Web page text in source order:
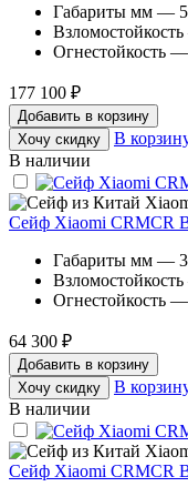
Габариты мм —
Огнестойкость —
177 100 ₽
Добавить в корзину
Хочу скидку
В
В наличии
Сейф Xiaomi CRMCR
Габариты мм —
Огнестойкость —
64 300 ₽
Добавить в корзину
Хочу скидку
В
В наличии
Сейф Xiaomi CRMCR